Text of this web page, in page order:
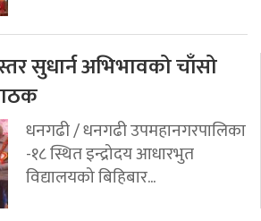
सुधार्न अभिभावको चाँसो
धनगढी / धनगढी उपमहानगरपालिका
-१८ स्थित इन्द्रोदय आधारभुत
विद्यालयको बिहिबार...